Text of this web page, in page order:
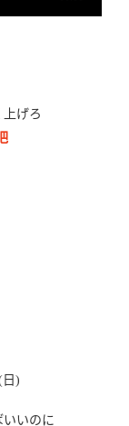
げろ
日)
いのに